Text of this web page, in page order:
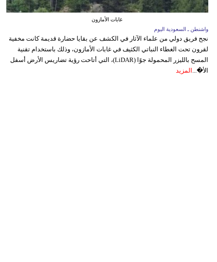
غابات الأمازون
واشنطن ـ السعودية اليوم
نجح فريق دولي من علماء الآثار في الكشف عن بقايا حضارة قديمة كانت مخفية
لقرون تحت الغطاء النباتي الكثيف في غابات الأمازون، وذلك باستخدام تقنية
المسح بالليزر المحمولة جوًا (LiDAR)، التي أتاحت رؤية تضاريس الأرض أسفل
الأ�... المزيد